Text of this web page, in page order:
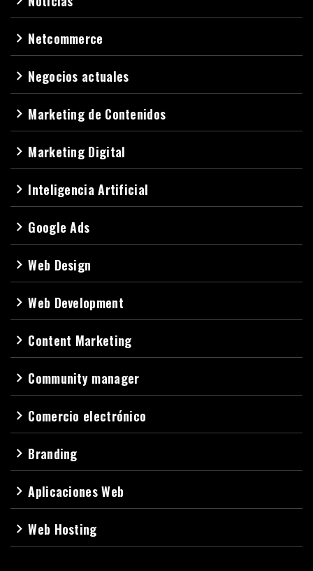
navigate_next Netcommerce
navigate_next Negocios actuales
navigate_next Marketing de Contenidos
navigate_next Marketing Digital
navigate_next Inteligencia Artificial
navigate_next Google Ads
navigate_nextWeb Design
navigate_nextWeb Development
navigate_next Content Marketing
navigate_next Community manager
navigate_next Comercio electrónico
navigate_next Branding
navigate_nextAplicaciones Web
navigate_nextWeb Hosting